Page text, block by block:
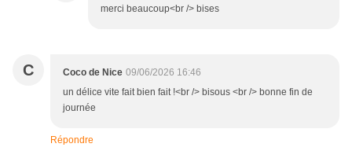
merci beaucoup<br /> bises
C Coco de Nice 09/06/2026 16:46
un délice vite fait bien fait !<br /> bisous <br /> bonne fin de
journée
Répondre